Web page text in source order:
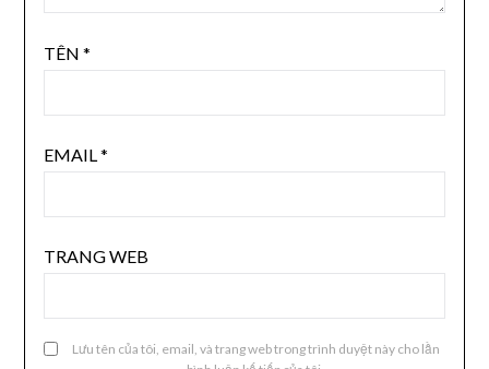
TÊN *
EMAIL*
TRANG WEB
Lưu tên của tôi, email, và trang web trong trình duyệt này cho lần